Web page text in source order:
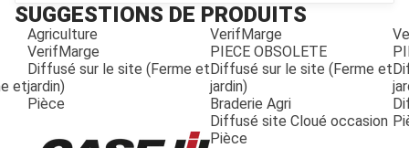
SUGGESTIONS DE PRODUITS
et
Agriculture
VerifMarge
Diffusé sur le site (Ferme et
jardin)
Pièce
VerifMarge
PIECE OBSOLETE
Diffusé sur le site (Ferme et
jardin)
Braderie Agri
Diffusé site Cloué occasion
Pièce